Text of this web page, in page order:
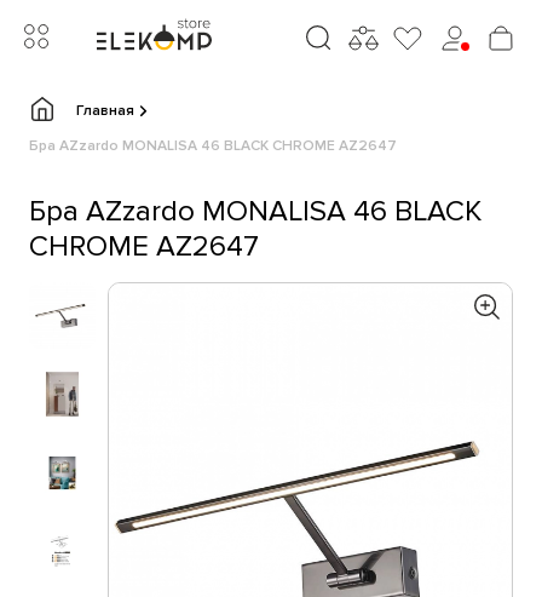
Главная
Бра AZzardo MONALISA 46 BLACK CHROME AZ2647
Бра AZzardo MONALISA 46 BLACK
CHROME AZ2647